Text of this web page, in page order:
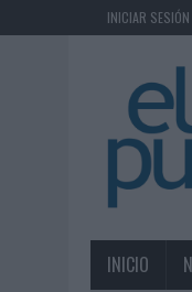
INICIAR SESIÓN
INICIO